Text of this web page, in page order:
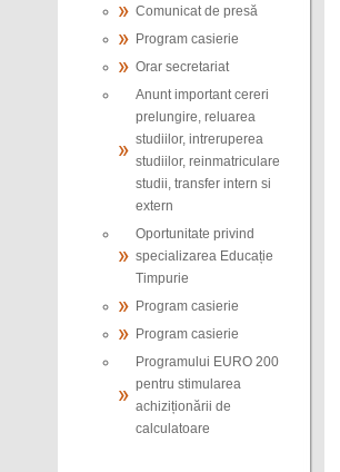
Comunicat de presă
Program casierie
Orar secretariat
Anunt important cereri
prelungire, reluarea
studiilor, intreruperea
studiilor, reinmatriculare
studii, transfer intern si
extern
Oportunitate privind
specializarea Educație
Timpurie
Program casierie
Program casierie
Programului EURO 200
pentru stimularea
achiziționării de
calculatoare